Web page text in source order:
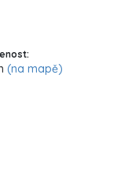
(na mapě)